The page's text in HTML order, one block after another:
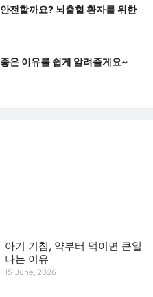
전할까요? 뇌출혈 환자를 위한
은 이유를 쉽게 알려줄게요~
아기 기침, 약부터 먹이면 큰일
나는 이유
15 June, 2026